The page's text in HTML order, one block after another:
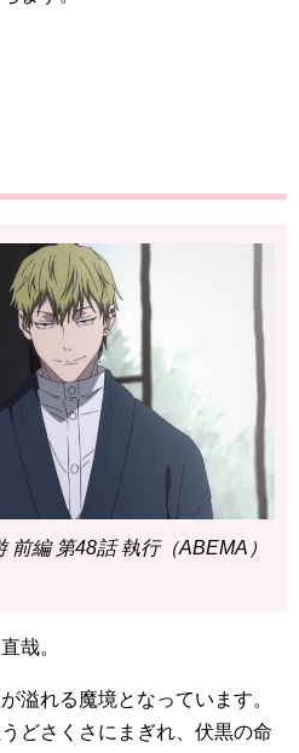
前編 第48話 執行（ABEMA）
哉。
溢れる魔境となっています。
どさくさにまぎれ、伏黒の命